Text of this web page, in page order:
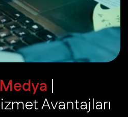
Medya |
izmetAvantajları